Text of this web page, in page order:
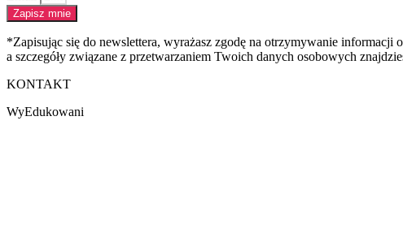
Zapisz mnie
*Zapisując się do newslettera, wyrażasz zgodę na otrzymywanie
a szczegóły związane z przetwarzaniem Twoich danych osobowych
KONTAKT
WyEdukowani